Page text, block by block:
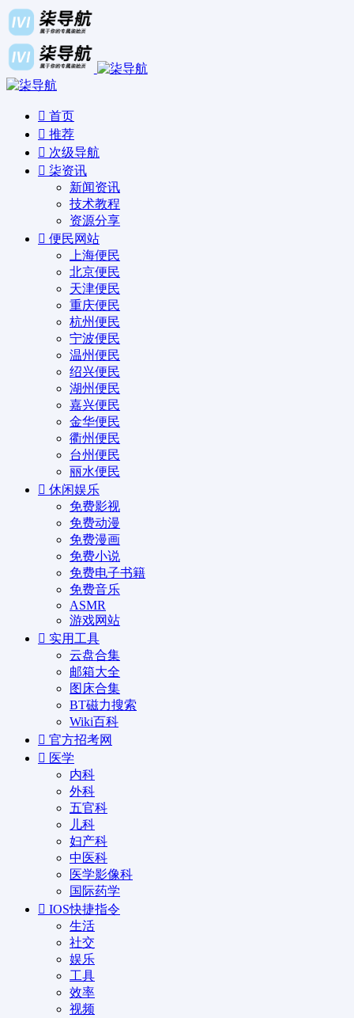
首页
推荐
次级导航
柒资讯
新闻资讯
技术教程
资源分享
便民网站
上海便民
北京便民
天津便民
重庆便民
杭州便民
宁波便民
温州便民
绍兴便民
湖州便民
嘉兴便民
金华便民
衢州便民
台州便民
丽水便民
休闲娱乐
免费影视
免费动漫
免费漫画
免费小说
免费电子书籍
免费音乐
ASMR
游戏网站
实用工具
云盘合集
邮箱大全
图床合集
BT磁力搜索
Wiki百科
官方招考网
医学
内科
外科
五官科
儿科
妇产科
中医科
医学影像科
国际药学
IOS快捷指令
生活
社交
娱乐
工具
效率
视频